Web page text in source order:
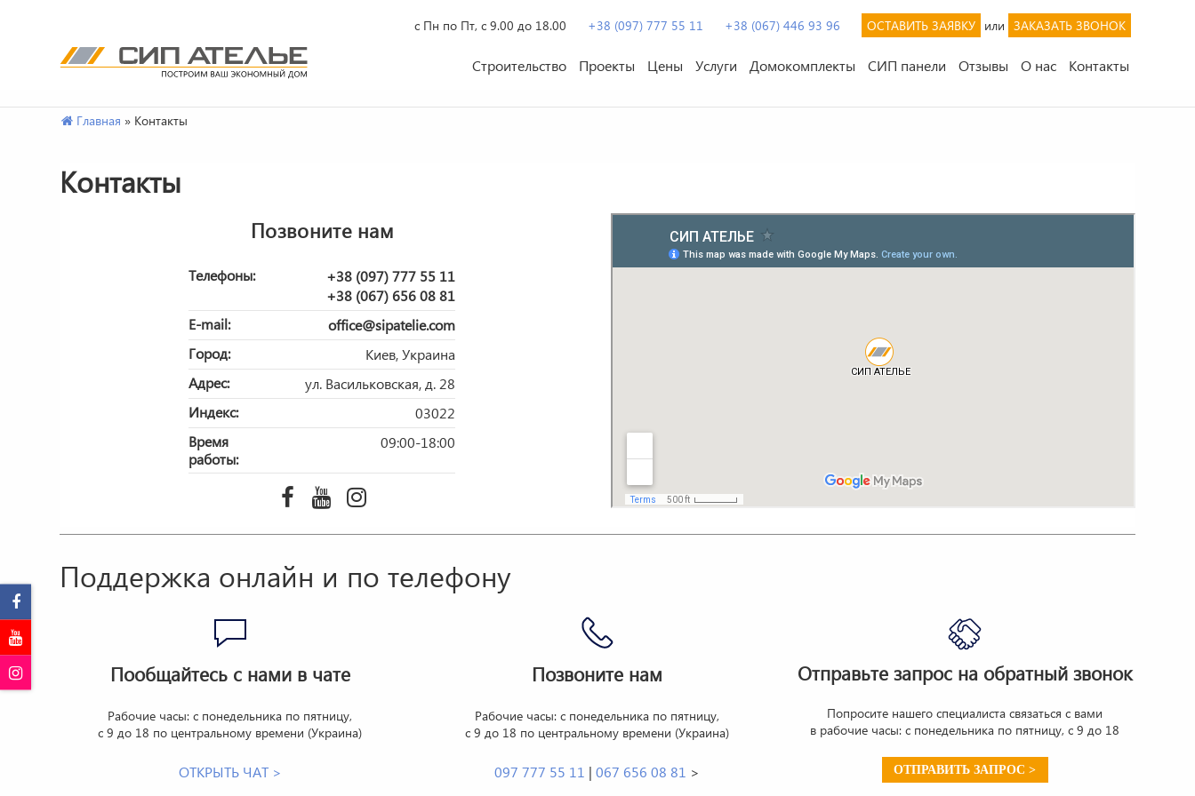
с Пн по Пт, с 9.00 до 18.00 +38 (097) 777 55 11 +38 (067) 446 93 96 ОСТАВИТЬ ЗАЯВКУ или ЗАКАЗАТЬ ЗВОНОК
Ателье
панели
из
SIP
Строительство Проекты Цены Услуги Домокомплекты СИП панели Отзывы О нас Контакты
Главная » Контакты
Контакты
Позвоните нам
Телефоны:
+38 (097) 777 55 11
+38 (067) 656 08 81
E-mail:
office@sipatelie.com
Город:
Киев, Украина
Адрес:
ул. Васильковская, д. 28
Индекс:
03022
Время
работы:
09:00-18:00
Поддержка онлайн и по телефону
Пообщайтесь с нами в чате
Рабочие часы: с понедельника по пятницу,
с 9 до 18 по центральному времени (Украина)
ОТКРЫТЬ ЧАТ >
Позвоните нам
Рабочие часы: с понедельника по пятницу,
с 9 до 18 по центральному времени (Украина)
097 777 55 11 |067 656 08 81 >
Отправьте запрос на обратный звонок
Попросите нашего специалиста связаться с вами
в рабочие часы: с понедельника по пятницу, с 9 до 18
ОТПРАВИТЬ ЗАПРОС >